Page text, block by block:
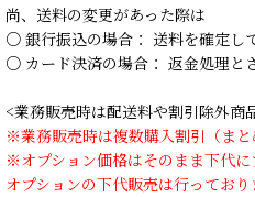
尚、送料の変更があった際は
○ 銀行振込の場合： 送料を確定し
○ カード決済の場合： 返金処理と
<業務販売時は配送料や割引除外商
※業務販売時は複数購入割引（まと
※オプション価格はそのまま下代に
オプションの下代販売は行ってお